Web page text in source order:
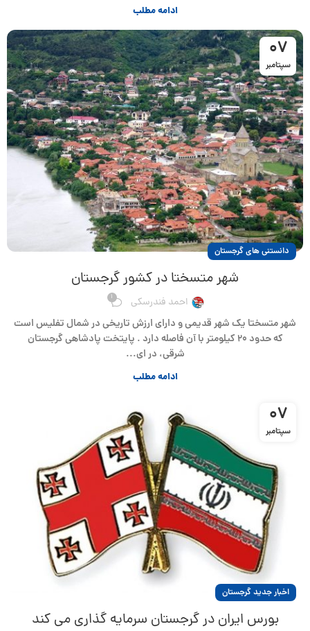
ادامه مطلب
07
سپتامبر
دانستنی های گرجستان
شهر متسختا در کشور گرجستان
احمد فندرسکی 1
شهر متسختا یک شهر قدیمی و دارای ارزش تاریخی در شمال تفلیس است
که حدود ۲۰ کیلومتر با آن فاصله دارد . پایتخت پادشاهی گرجستان
شرقی، در ای...
ادامه مطلب
07
سپتامبر
اخبار جدید گرجستان
بورس ایران در گرجستان سرمایه گذاری می کند